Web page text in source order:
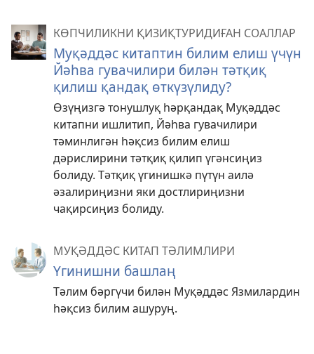
КӨПЧИЛИКНИ ҚИЗИҚТУРИДИҒАН СОАЛЛАР
Муқәддәс китаптин билим елиш үчүн
Йәһва гувачилири билән тәтқиқ
қилиш қандақ өткүзүлиду?
Өзүңизгә тонушлуқ һәрқандақ Муқәддәс
китапни ишлитип, Йәһва гувачилири
тәминлигән һәқсиз билим елиш
дәрислирини тәтқиқ қилип үгәнсиңиз
болиду. Тәтқиқ үгинишкә пүтүн аилә
әзалириңизни яки достлириңизни
чақирсиңиз болиду.
МУҚӘДДӘС КИТАП ТӘЛИМЛИРИ
Үгинишни башлаң
Тәлим бәргүчи билән Муқәддәс Язмилардин
һәқсиз билим ашуруң.